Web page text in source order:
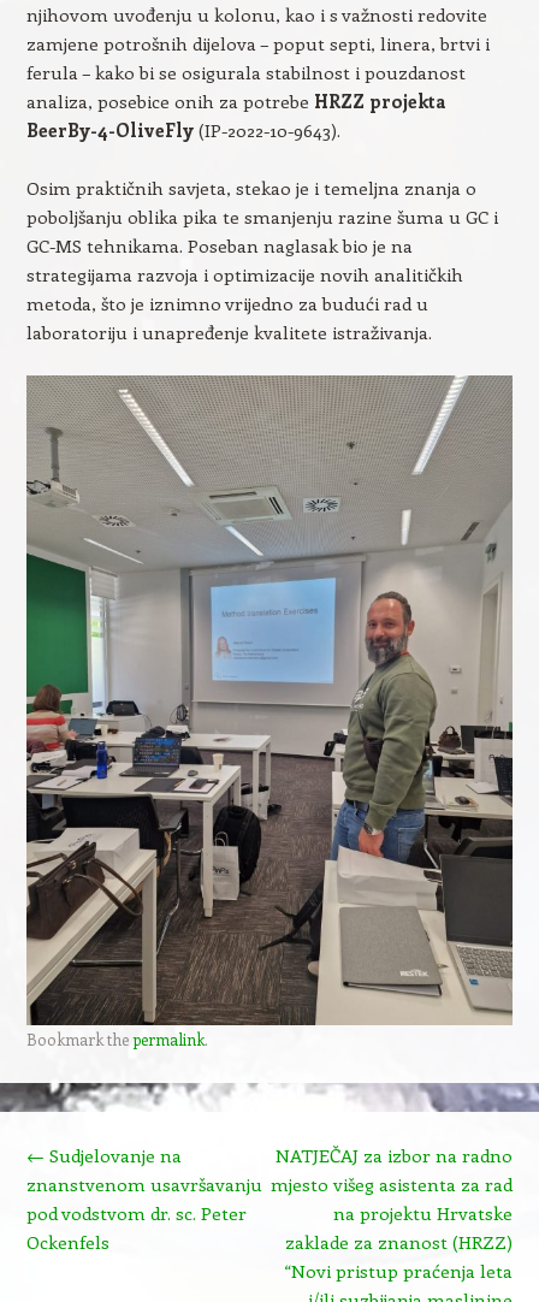
njihovom uvođenju u kolonu, kao i s važnosti redovite
zamjene potrošnih dijelova – poput septi, linera, brtvi i
ferula – kako bi se osigurala stabilnost i pouzdanost
analiza, posebice onih za potrebe HRZZ projekta
BeerBy-4-OliveFly(IP-2022-10-9643).
Osim praktičnih savjeta, stekao je i temeljna znanja o
poboljšanju oblika pika te smanjenju razine šuma u GC i
GC-MS tehnikama. Poseban naglasak bio je na
strategijama razvoja i optimizacije novih analitičkih
metoda, što je iznimno vrijedno za budući rad u
laboratoriju i unapređenje kvalitete istraživanja.
Bookmark thepermalink.
← Sudjelovanje na
znanstvenom usavršavanju
pod vodstvom dr. sc. Peter
Ockenfels
NATJEČAJ za izbor na radno
mjesto višeg asistenta za rad
na projektu Hrvatske
zaklade za znanost (HRZZ)
“Novi pristup praćenja leta